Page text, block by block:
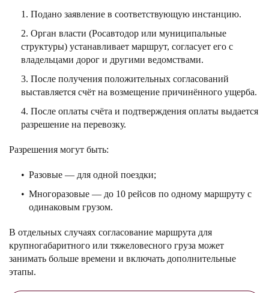
Подано заявление в соответствующую инстанцию.
Орган власти (Росавтодор или муниципальные
структуры) устанавливает маршрут, согласует его с
владельцами дорог и другими ведомствами.
После получения положительных согласований
выставляется счёт на возмещение причинённого ущерба.
После оплаты счёта и подтверждения оплаты выдается
разрешение на перевозку.
Разрешения могут быть:
Разовые — для одной поездки;
Многоразовые — до 10 рейсов по одному маршруту с
одинаковым грузом.
В отдельных случаях согласование маршрута для
крупногабаритного или тяжеловесного груза может
занимать больше времени и включать дополнительные
этапы.